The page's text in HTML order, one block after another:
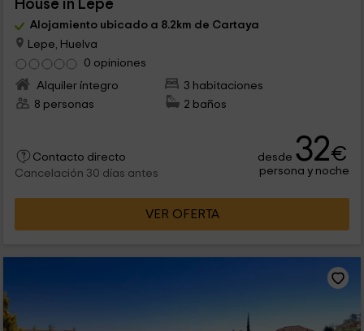
House in Lepe
Alojamiento ubicado a 8.2km de Cartaya
Lepe, Huelva
0 opiniones
Alquiler íntegro
3 habitaciones
8 personas
2 baños
Contacto directo
Cancelación 30 días antes
desde 32€
persona y noche
VER OFERTA